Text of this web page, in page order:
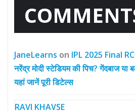
JaneLearns on IPL 2025 Final
नरेंद्र मोदी स्टेडियम की पिच? गेंदबाज या
यहां जानें पूरी डिटेल्स
RAVI KHAVSE